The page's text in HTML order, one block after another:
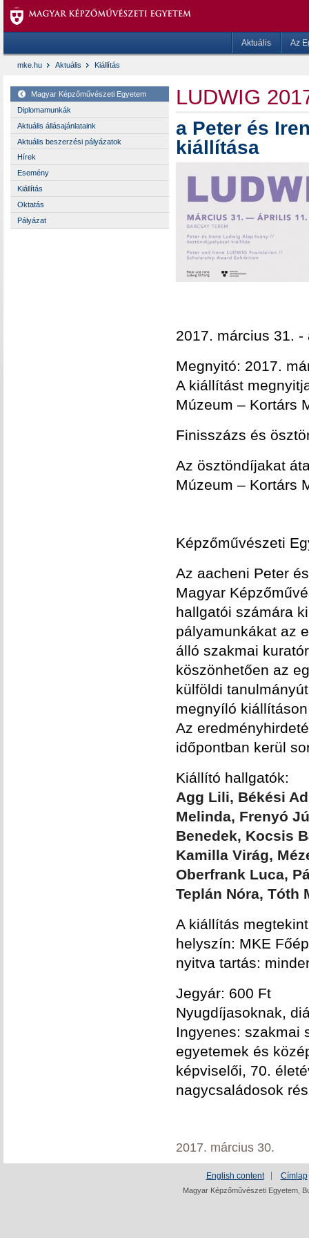
Aktuális Az
mke.hu Aktuális Kiállítás
Magyar Képzőművészeti Egyetem
Diplomamunkák
Aktuális állásajánlataink
Aktuális beszerzési pályázatok
Hírek
Esemény
Kiállítás
Oktatás
Pályázat
LUDWIG
a Peter és
kiállítása
2017. március 31. -
Megnyitó: 2017.
A kiállítást
Múzeum – Kortárs
Finisszázs és
Az ösztöndíjakat
Múzeum – Kortárs
Képzőművészeti
Az aacheni Peter
Magyar
hallgatói számára
pályamunkákat az
álló szakmai
köszönhetően az
külföldi
megnyíló
Az
időpontban kerül
Kiállító hallgatók:
Agg Lili, Békési
Melinda, Frenyó
Benedek, Kocsis
Kamilla Virág,
Oberfrank Luca,
Teplán Nóra, Tóth
A kiállítás
helyszín: MKE
nyitva tartás:
Jegyár: 600 Ft
Nyugdíjasoknak,
Ingyenes: szakmai
egyetemek és
képviselői, 70.
nagycsaládosok
2017. március 30.
English content Címlap
Magyar Képzőművészeti Egyetem,